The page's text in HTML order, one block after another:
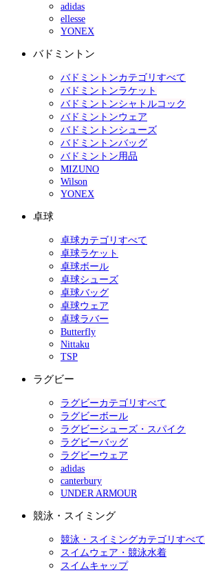
adidas
ellesse
YONEX
バドミントン
バドミントンカテゴリすべて
バドミントンラケット
バドミントンシャトルコック
バドミントンウェア
バドミントンシューズ
バドミントンバッグ
バドミントン用品
MIZUNO
Wilson
YONEX
卓球
卓球カテゴリすべて
卓球ラケット
卓球ボール
卓球シューズ
卓球バッグ
卓球ウェア
卓球ラバー
Butterfly
Nittaku
TSP
ラグビー
ラグビーカテゴリすべて
ラグビーボール
ラグビーシューズ・スパイク
ラグビーバッグ
ラグビーウェア
adidas
canterbury
UNDER ARMOUR
競泳・スイミング
競泳・スイミングカテゴリすべて
スイムウェア・競泳水着
スイムキャップ